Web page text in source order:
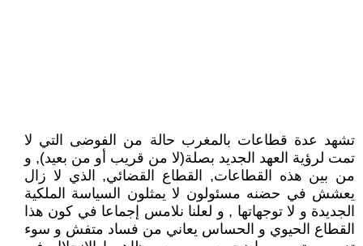
تشهد عدة قطاعات بالمغرب حالة من الفوضى التي لا
تمت لرؤية العهد الجديد بصلة(لا من قريب أو من بعيد), و
من بين هذه القطاعات, القطاع القضائي, الذي لا زال
يعشش في حضنه مسئولون لا يمثلون السياسة الملكية
الجديدة و لا توجهاتها , و لعلنا نلامس إجماعا في كون هذا
القطاع الحيوي و الحساس يعاني من فساد متفش و سوء